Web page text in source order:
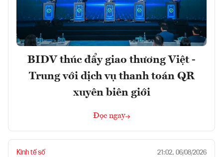
BIDV thúc đẩy giao thương Việt -
Trung với dịch vụ thanh toán QR
xuyên biên giới
Đọc ngay
Kinh tế số 21:02, 06/08/2026